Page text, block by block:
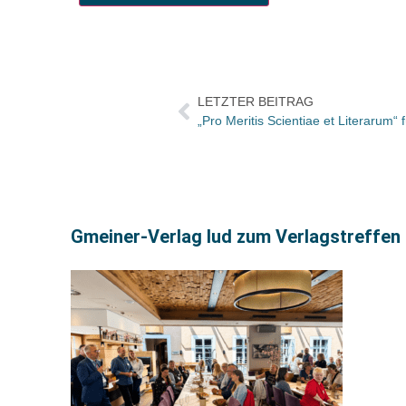
LETZTER BEITRAG
„Pro Meritis Scientiae et Literarum“
Gmeiner-Verlag lud zum Verlagstreffen